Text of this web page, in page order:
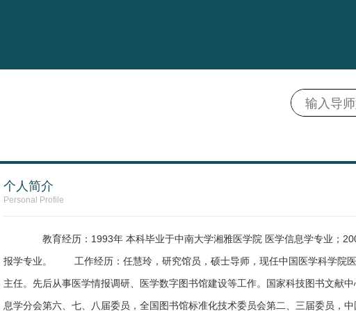
个人简介
Personal Profile
教育经历：1993年 本科毕业于中南大学湘雅医学院 医学信息学专业；
报学专业。 工作经历：任慧玲，研究馆员，硕士导师，现任中国医学科学院
主任。先后从事医学情报调研、医学数字图书馆建设等工作。国家科技图书文献
息学分会第六、七、八届委员，全国图书馆标准化技术委员会第二、三届委员，